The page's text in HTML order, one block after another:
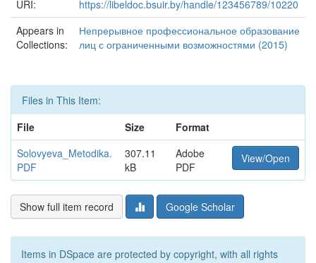
URI:
https://libeldoc.bsuir.by/handle/123456789/10220
Appears in
Collections:
Непрерывное профессиональное образование
лиц с ограниченными возможностями (2015)
Files in This Item:
File
Size
Format
Solovyeva_Metodika.
PDF
307.11
kB
Adobe
PDF
View/Open
Show full item record Google Scholar
Items in DSpace are protected by copyright, with all rights